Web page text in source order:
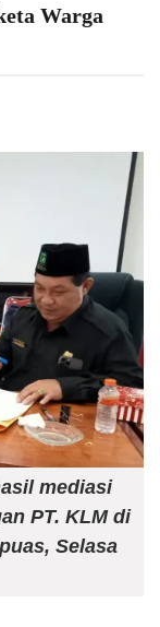
Warga
mediasi
PT. KLM di
Selasa